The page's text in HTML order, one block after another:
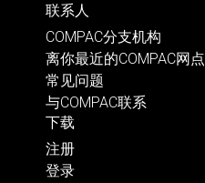
联系人
COMPAC分支机构
离你最近的COMPAC网点
常见问题
与COMPAC联系
下载
注册
登录